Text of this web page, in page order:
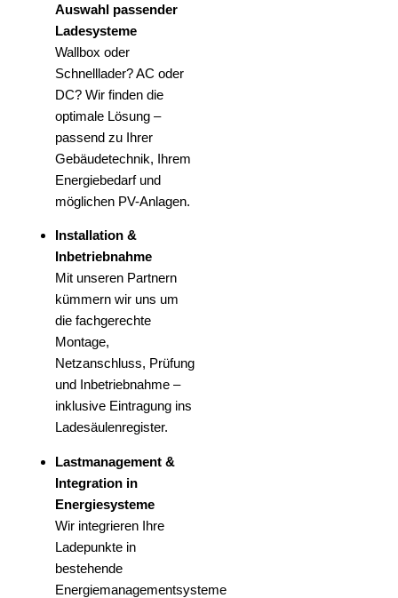
Auswahl passender
Ladesysteme
Wallbox oder
Schnelllader? AC oder
DC? Wir finden die
optimale Lösung –
passend zu Ihrer
Gebäudetechnik, Ihrem
Energiebedarf und
möglichen PV-Anlagen.
Installation &
Inbetriebnahme
Mit unseren Partnern
kümmern wir uns um
die fachgerechte
Montage,
Netzanschluss, Prüfung
und Inbetriebnahme –
inklusive Eintragung ins
Ladesäulenregister.
Lastmanagement &
Integration in
Energiesysteme
Wir integrieren Ihre
Ladepunkte in
bestehende
Energiemanagementsysteme